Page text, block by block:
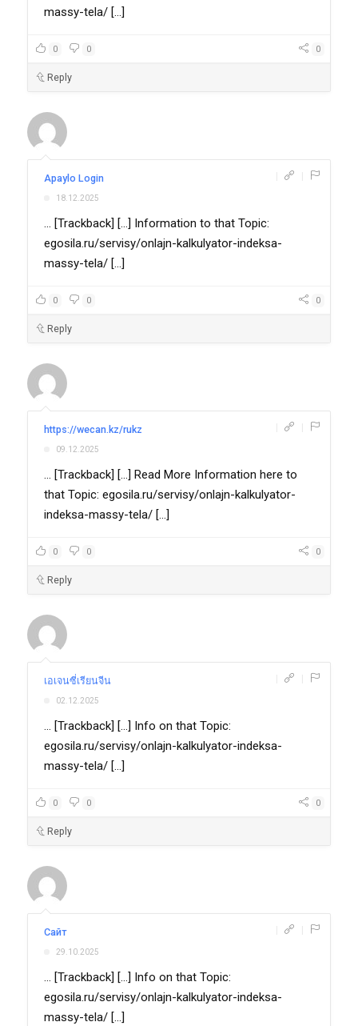
massy-tela/ [...]
0 0 0
Reply
Apaylo Login
18.12.2025
... [Trackback] [...] Information to that Topic:
egosila.ru/servisy/onlajn-kalkulyator-indeksa-
massy-tela/ [...]
0 0 0
Reply
https://wecan.kz/rukz
09.12.2025
... [Trackback] [...] Read More Information here to
that Topic: egosila.ru/servisy/onlajn-kalkulyator-
indeksa-massy-tela/ [...]
0 0 0
Reply
เอเจนซี่เรียนจีน
02.12.2025
... [Trackback] [...] Info on that Topic:
egosila.ru/servisy/onlajn-kalkulyator-indeksa-
massy-tela/ [...]
0 0 0
Reply
Сайт
29.10.2025
... [Trackback] [...] Info on that Topic:
egosila.ru/servisy/onlajn-kalkulyator-indeksa-
massy-tela/ [...]